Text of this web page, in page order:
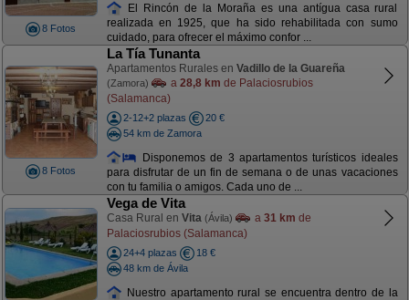
8 Fotos
El Rincón de la Moraña es una antígua casa rural
realizada en 1925, que ha sido rehabilitada con sumo
cuidado, para ofrecer el máximo confor ...
8 Fotos
La Tía Tunanta
Apartamentos Rurales en Vadillo de la Guareña
(Zamora) a 28,8 km de Palaciosrubios
(Salamanca)
2-12+2 plazas
20 €
54 km de Zamora
Disponemos de 3 apartamentos turísticos ideales
para disfrutar de un fin de semana o de unas vacaciones
con tu familia o amigos. Cada uno de ...
Vega de Vita
Casa Rural en Vita (Ávila) a 31 km de
Palaciosrubios (Salamanca)
24+4 plazas
18 €
48 km de Ávila
Nuestro apartamento rural se encuentra dentro de la